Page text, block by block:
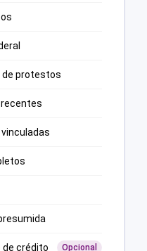
de protestos
de crédito Opcional